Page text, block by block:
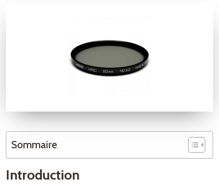
Sommaire
Introduction